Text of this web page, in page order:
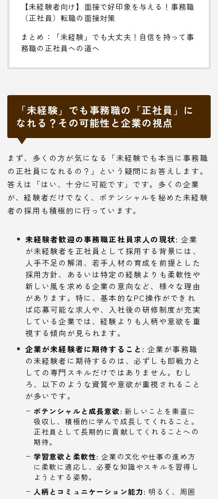
【未経験者向け】面接で好印象を与える！事務職
（正社員）転職の面接対策
まとめ：「未経験」でも大丈夫！自信を持って事
務職の正社員への道へ
「未経験」でも事務職の「正社員」に
なれる？その可能性と企業の視点
まず、多くの方が気になる「未経験でも本当に事務職
の正社員になれるの？」という疑問にお答えします。
答えは「はい、十分に可能です」です。多くの企業
が、経験者だけでなく、ポテンシャルを秘めた未経験
者の採用も積極的に行っています。
未経験者歓迎の事務職正社員求人の現状: 企業
が未経験者を正社員として採用する背景には、
人手不足の解消、若手人材の育成を前提とした
採用方針、あるいは特定の経験よりも柔軟性や
新しい風を求める企業の意向など、様々な理由
があります。特に、基本的なPC操作ができれ
ば応募可能な求人や、入社後の研修制度が充実
している企業では、経験よりも人柄や意欲を重
視する傾向が見られます。
企業が未経験者に期待すること: 企業が事務職
の未経験者に期待するのは、必ずしも即戦力と
しての専門スキルだけではありません。むし
ろ、以下のような資質や意欲が重視されること
が多いです。
ポテンシャルと成長意欲: 新しいことを素直に
吸収し、積極的に学んで成長してくれること。
正社員として長期的に貢献してくれることへの
期待。
学習意欲と柔軟性: 企業の文化や仕事の進め方
に柔軟に適応し、必要な知識やスキルを習得し
ようとする姿勢。
人柄とコミュニケーション能力: 明るく、周囲